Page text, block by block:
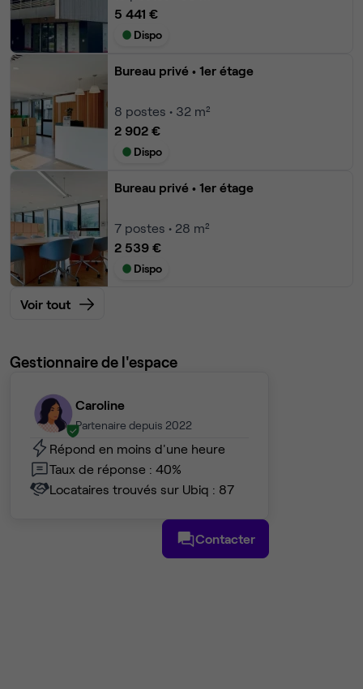
5 441 €
Dispo
Bureau privé • 1er étage
8 postes • 32 m²
2 902 €
Dispo
Bureau privé • 1er étage
7 postes • 28 m²
2 539 €
Dispo
Voir tout
Gestionnaire de l'espace
Caroline
Partenaire depuis 2022
Répond en moins d'une heure
Taux de réponse : 40%
Locataires trouvés sur Ubiq : 87
Contacter